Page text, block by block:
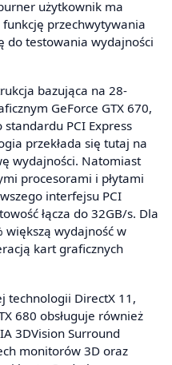
użytkownik ma
przechwytywania
do testowania wydajności
bazująca na 28-
GeForce GTX 670,
PCI Express
przekłada się tutaj na
wydajności. Natomiast
procesorami i płytami
interfejsu PCI
łącza do 32GB/s. Dla
większą wydajność w
kart graficznych
technologii DirectX 11,
680 obsługuje również
3DVision Surround
monitorów 3D oraz